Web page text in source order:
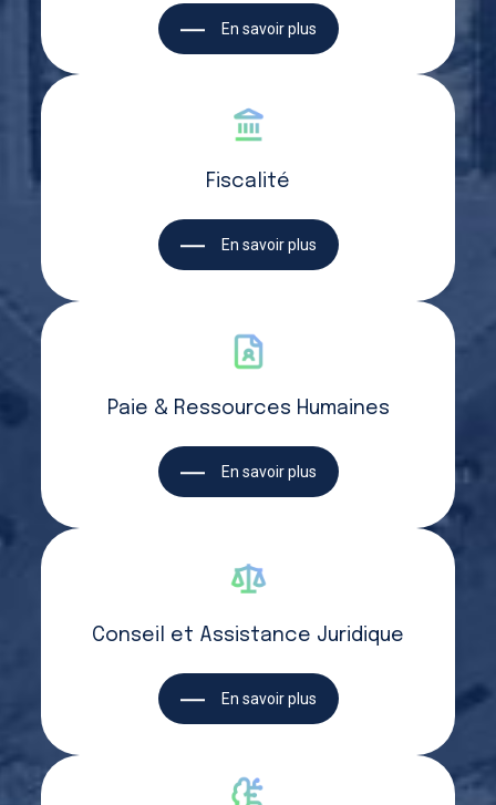
En savoir plus
Fiscalité
En savoir plus
Paie & Ressources Humaines
En savoir plus
Conseil et Assistance Juridique
En savoir plus